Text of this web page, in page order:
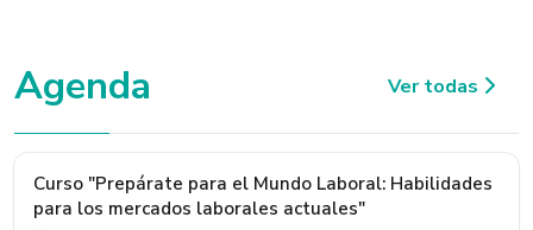
Agenda Ver todas
Curso "Prepárate para el Mundo Laboral: Habilidades
para los mercados laborales actuales"